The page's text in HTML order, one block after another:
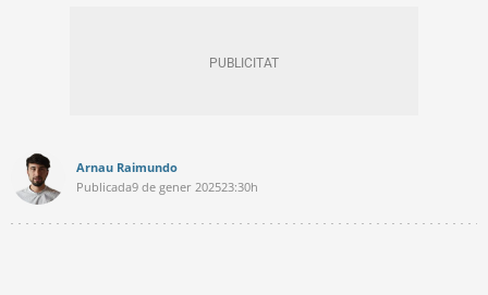
Arnau Raimundo
Publicada9 de gener 202523:30h